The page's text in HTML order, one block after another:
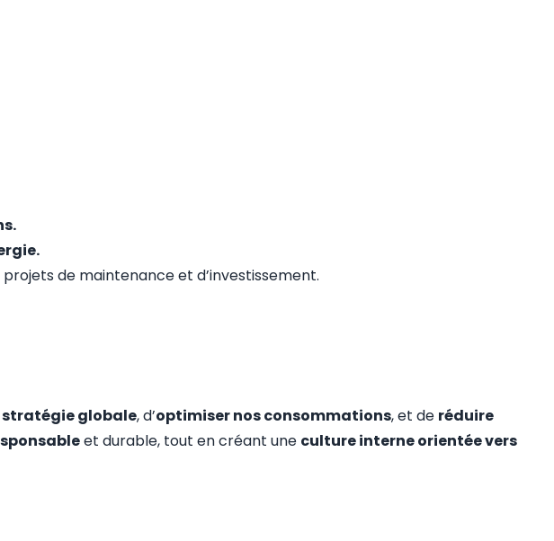
projets de maintenance et d’investissement.
stratégie globale, d’optimiser nos consommations, et de réduire
et durable, tout en créant une culture interne orientée vers